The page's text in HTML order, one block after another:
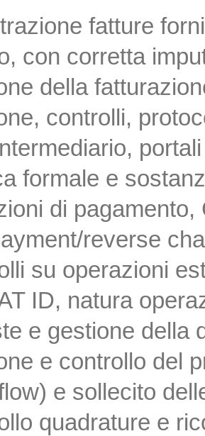
fatture
con corretta
della
controlli,
formale e
di
reverse
su operazioni
ID, natura
e gestione della
e controllo del
e sollecito
quadrature e